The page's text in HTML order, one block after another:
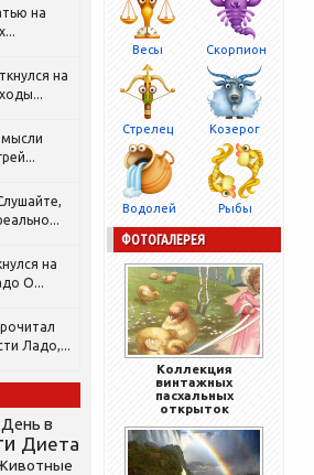
на
на
на
О...
Ладо,...
День в
Диета
Весы Скорпион
Стрелец Козерог
Водолей Рыбы
ФОТОГАЛЕРЕЯ
Коллекция
винтажных
пасхальных
открыток